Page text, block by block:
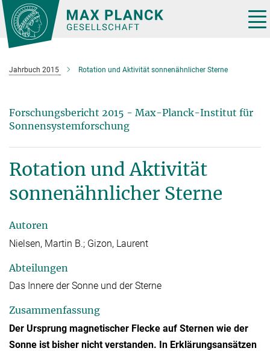
Hauptinhalt
Jahrbuch 2015 Rotation und Aktivität sonnenähnlicher Sterne
Forschungsbericht 2015 - Max-Planck-Institut für
Sonnensystemforschung
Rotation und Aktivität
sonnenähnlicher Sterne
Autoren
Nielsen, Martin B.; Gizon, Laurent
Abteilungen
Das Innere der Sonne und der Sterne
Zusammenfassung
Der Ursprung magnetischer Flecke auf Sternen wie der
Sonne ist bisher nicht verstanden. In Erklärungsansätzen